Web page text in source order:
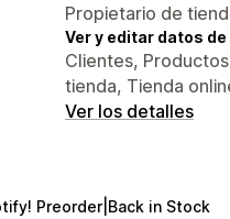
Propietario de
Ver y editar datos
Clientes,
tienda, Tienda
Ver los detalles
Preorder|Back in Stock